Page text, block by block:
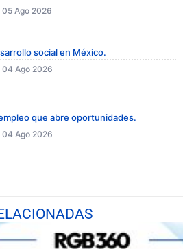
05 Ago 2026
social en México.
04 Ago 2026
que abre oportunidades.
04 Ago 2026